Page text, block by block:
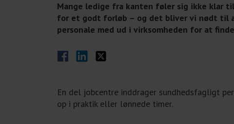
Mange ledige fra kanten føler sig ikke klar
for et godt forløb – og det bliver vi nødt til
personale med ud i virksomheden for at
Del på Facebook
Del på LinkedIn
Del på Twitter
En del jobcentre inddrager sundhedsfagligt
op i praktik eller lønnede timer.